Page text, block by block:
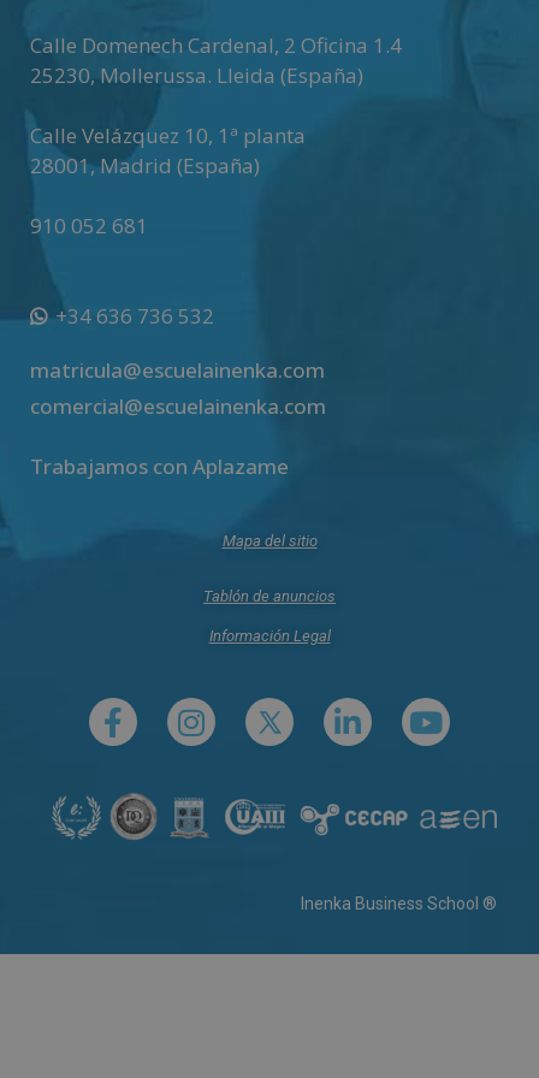
v
e
:
Calle Domenech Cardenal, 2 Oficina 1.4
25230, Mollerussa. Lleida (España)
Calle Velázquez 10, 1ª planta
28001,Madrid (España)
910 052 681
+34 636 736 532
matricula@escuelainenka.com
comercial@escuelainenka.com
Trabajamos con Aplazame
Mapa del sitio
Tablón de anuncios
Información Legal
Inenka Business School ®